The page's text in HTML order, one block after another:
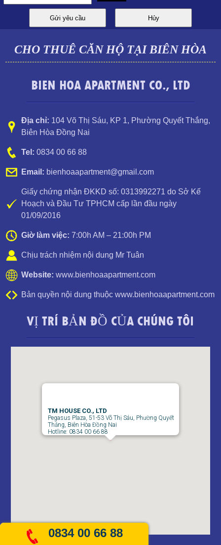
Cần cho thuê căn hộ cao cấp Topaz Twins
Cho thuê căn hộ Biên Hòa, Đồng Nai tại dự án Amber Court, 2
Phòng Ngủ
CHO THUÊ CĂN HỘ TẠI BIÊN HÒA
BIEN HOA APARTMENT CO., LTD
Địa chỉ: 104 Võ Thị Sáu, KP 1, Phường Quyết Thắng,
Biên Hòa Đồng Nai
Tel: 0834 00 66 88
Email: bienhoaapartment@gmail.com
Giấy chứng nhận ĐKKD số: 0313992271 do Sở Kế
Hoạch và Đầu Tư TPHCM cấp lần đầu ngày
01/09/2016
Giờ làm việc: 7:00h AM – 21:00h PM
Chịu trách nhiệm nội dung Mr Tuân
Website: www.bienhoaapartment.com
Bản quyền nội dung thuộc www.bienhoaapartment.com
VỊ TRÍ BẢN ĐỒ CỦA CHÚNG TÔI
TM HOUSE CO., LTD
Pegasus Plaza, 51-53 Võ Thị Sáu, Phường Quyết
Thắng, Biên Hòa Đồng Nai
Hotline: 0834 00 66 88
0834 00 66 88